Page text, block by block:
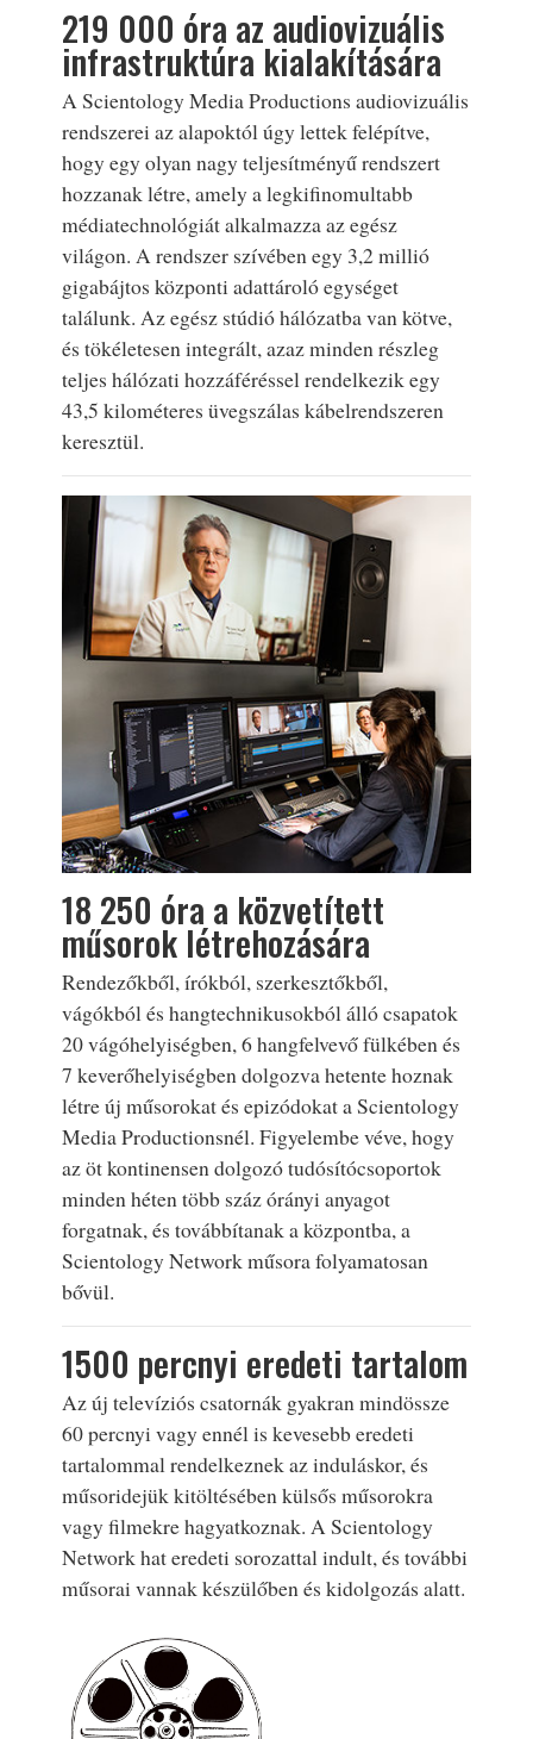
219 000 óra az audiovizuális
infrastruktúra kialakítására
A Scientology Media Productions audiovizuális
rendszerei az alapoktól úgy lettek felépítve,
hogy egy olyan nagy teljesítményű rendszert
hozzanak létre, amely a legkifinomultabb
médiatechnológiát alkalmazza az egész
világon. A rendszer szívében egy 3,2 millió
gigabájtos központi adattároló egységet
találunk. Az egész stúdió hálózatba van kötve,
és tökéletesen integrált, azaz minden részleg
teljes hálózati hozzáféréssel rendelkezik egy
43,5 kilométeres üvegszálas kábelrendszeren
keresztül.
18 250 óra a közvetített
műsorok létrehozására
Rendezőkből, írókból, szerkesztőkből,
vágókból és hangtechnikusokból álló csapatok
20 vágóhelyiségben, 6 hangfelvevő fülkében és
7 keverőhelyiségben dolgozva hetente hoznak
létre új műsorokat és epizódokat a Scientology
Media Productionsnél. Figyelembe véve, hogy
az öt kontinensen dolgozó tudósítócsoportok
minden héten több száz órányi anyagot
forgatnak, és továbbítanak a központba, a
Scientology Network műsora folyamatosan
bővül.
1500 percnyi eredeti tartalom
Az új televíziós csatornák gyakran mindössze
60 percnyi vagy ennél is kevesebb eredeti
tartalommal rendelkeznek az induláskor, és
műsoridejük kitöltésében külsős műsorokra
vagy filmekre hagyatkoznak. A Scientology
Network hat eredeti sorozattal indult, és további
műsorai vannak készülőben és kidolgozás alatt.